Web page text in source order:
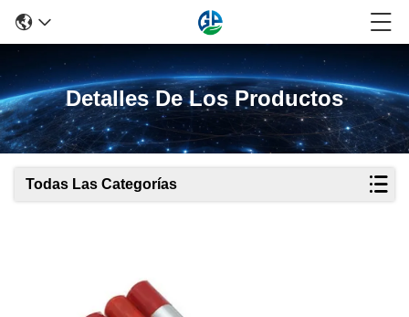
Detalles De Los Productos
Todas Las Categorías